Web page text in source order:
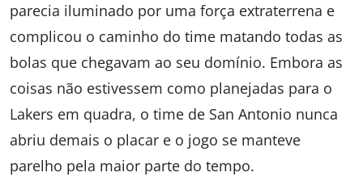
parecia iluminado por uma força extraterrena e
complicou o caminho do time matando todas as
bolas que chegavam ao seu domínio. Embora as
coisas não estivessem como planejadas para o
Lakers em quadra, o time de San Antonio nunca
abriu demais o placar e o jogo se manteve
parelho pela maior parte do tempo.